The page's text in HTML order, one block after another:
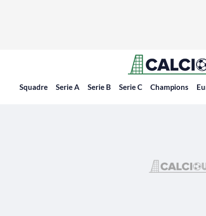
Squadre Serie A Serie B Serie C Champions